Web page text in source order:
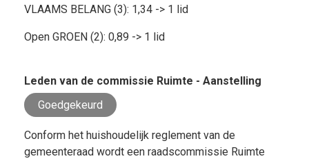
VLAAMS BELANG (3): 1,34 -> 1 lid
Open GROEN (2): 0,89 -> 1 lid
Leden van de commissie Ruimte - Aanstelling
Goedgekeurd
Conform het huishoudelijk reglement van de
gemeenteraad wordt een raadscommissie Ruimte